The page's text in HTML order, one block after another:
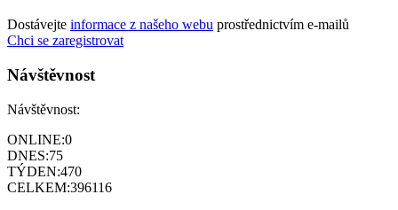
Dostávejte informace z našeho webu prostřednictvím e-mailů
Chci se zaregistrovat
Návštěvnost
Návštěvnost:
ONLINE:0
DNES:75
TÝDEN:470
CELKEM:396116